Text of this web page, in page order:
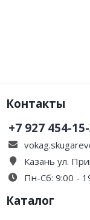
Контакты
+7 927 454-
Казань ул.
Пн-Сб: 9:00 -
Каталог